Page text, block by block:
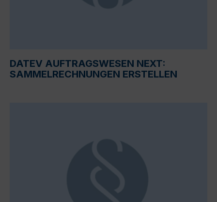
DATEV AUFTRAGSWESEN NEXT:
SAMMELRECHNUNGEN ERSTELLEN